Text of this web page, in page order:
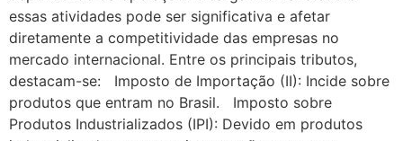
essas atividades pode ser significativa e afetar
diretamente a competitividade das empresas no
mercado internacional. Entre os principais tributos,
destacam-se: Imposto de Importação (II): Incide sobre
produtos que entram no Brasil. Imposto sobre
Produtos Industrializados (IPI): Devido em produtos